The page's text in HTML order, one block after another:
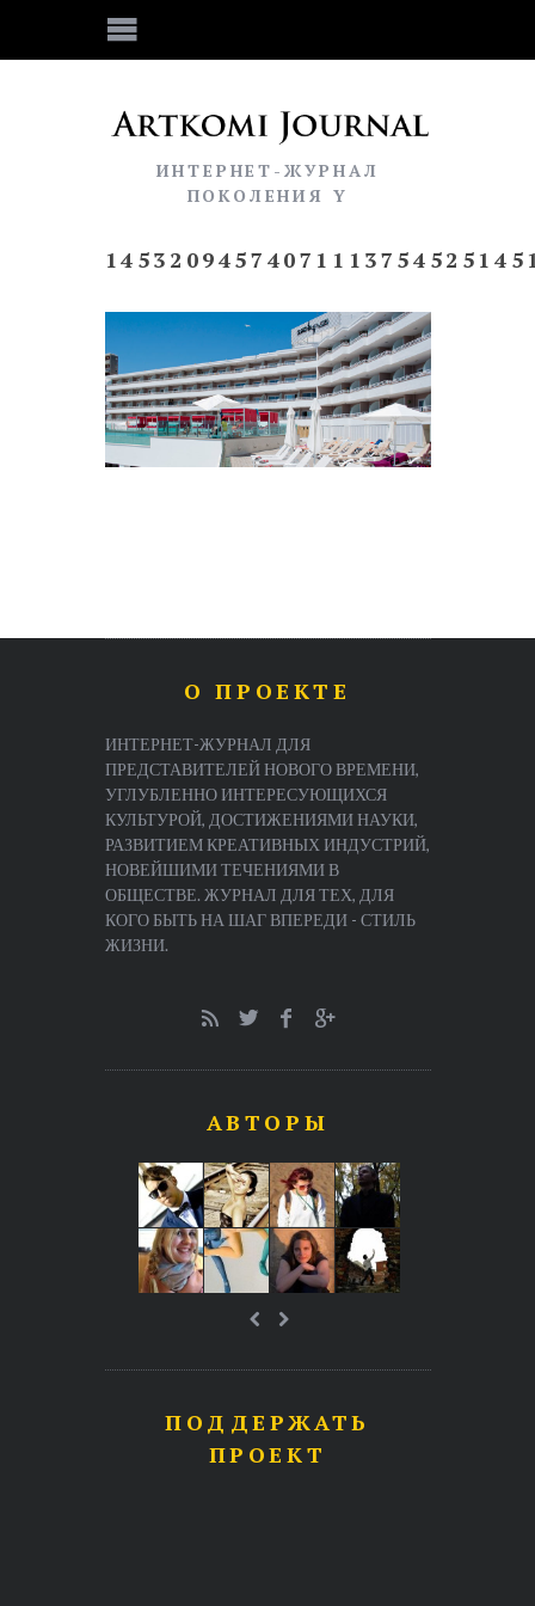
ИНТЕРНЕТ-ЖУРНАЛ
ПОКОЛЕНИЯ Y
О ПРОЕКТЕ
ИНТЕРНЕТ-ЖУРНАЛ ДЛЯ
ПРЕДСТАВИТЕЛЕЙ НОВОГО ВРЕМЕНИ,
УГЛУБЛЕННО ИНТЕРЕСУЮЩИХСЯ
КУЛЬТУРОЙ, ДОСТИЖЕНИЯМИ НАУКИ,
РАЗВИТИЕМ КРЕАТИВНЫХ ИНДУСТРИЙ,
НОВЕЙШИМИ ТЕЧЕНИЯМИ В
ОБЩЕСТВЕ. ЖУРНАЛ ДЛЯ ТЕХ, ДЛЯ
КОГО БЫТЬ НА ШАГ ВПЕРЕДИ - СТИЛЬ
ЖИЗНИ.
АВТОРЫ
ПОДДЕРЖАТЬ
ПРОЕКТ